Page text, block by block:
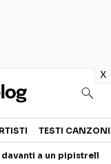
x
TESTI CANZONI
davanti a un